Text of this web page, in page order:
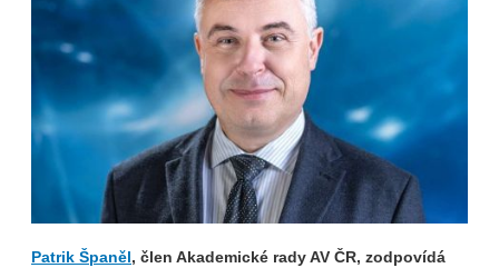
Patrik Španěl, člen Akademické rady AV ČR, zodpovídá